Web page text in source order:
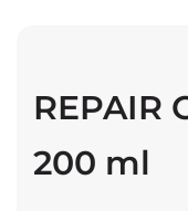
REPAIR
200 ml